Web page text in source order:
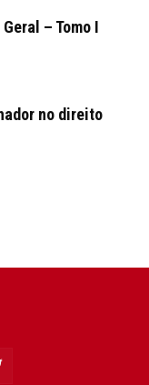
– Tomo I
no direito